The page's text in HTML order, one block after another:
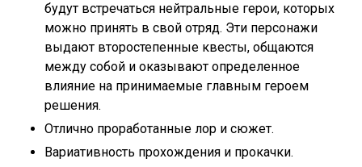
будут встречаться нейтральные герои, которых
можно принять в свой отряд. Эти персонажи
выдают второстепенные квесты, общаются
между собой и оказывают определенное
влияние на принимаемые главным героем
решения.
Отлично проработанные лор и сюжет.
Вариативность прохождения и прокачки.